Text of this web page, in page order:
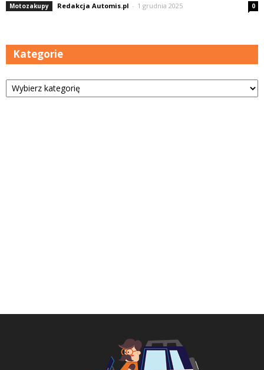
Motozakupy Redakcja Automis.pl - 1 grudnia 2025 0
Kategorie
Kategorie